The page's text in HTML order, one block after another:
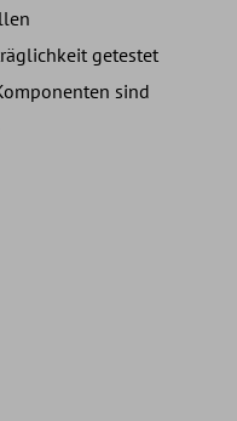
getestet
sind